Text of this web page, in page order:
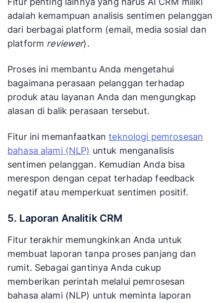
adalah kemampuan analisis sentimen pelanggan
dari berbagai platform (email, media sosial dan
platform reviewer).
Proses ini membantu Anda mengetahui
bagaimana perasaan pelanggan terhadap
produk atau layanan Anda dan mengungkap
alasan di balik perasaan tersebut.
Fitur ini memanfaatkanteknologi pemrosesan
bahasa alami (NLP) untuk menganalisis
sentimen pelanggan. Kemudian Anda bisa
merespon dengan cepat terhadap feedback
negatif atau memperkuat sentimen positif.
5. Laporan Analitik CRM
Fitur terakhir memungkinkan Anda untuk
membuat laporan tanpa proses panjang dan
rumit. Sebagai gantinya Anda cukup
memberikan perintah melalui pemrosesan
bahasa alami (NLP) untuk meminta laporan